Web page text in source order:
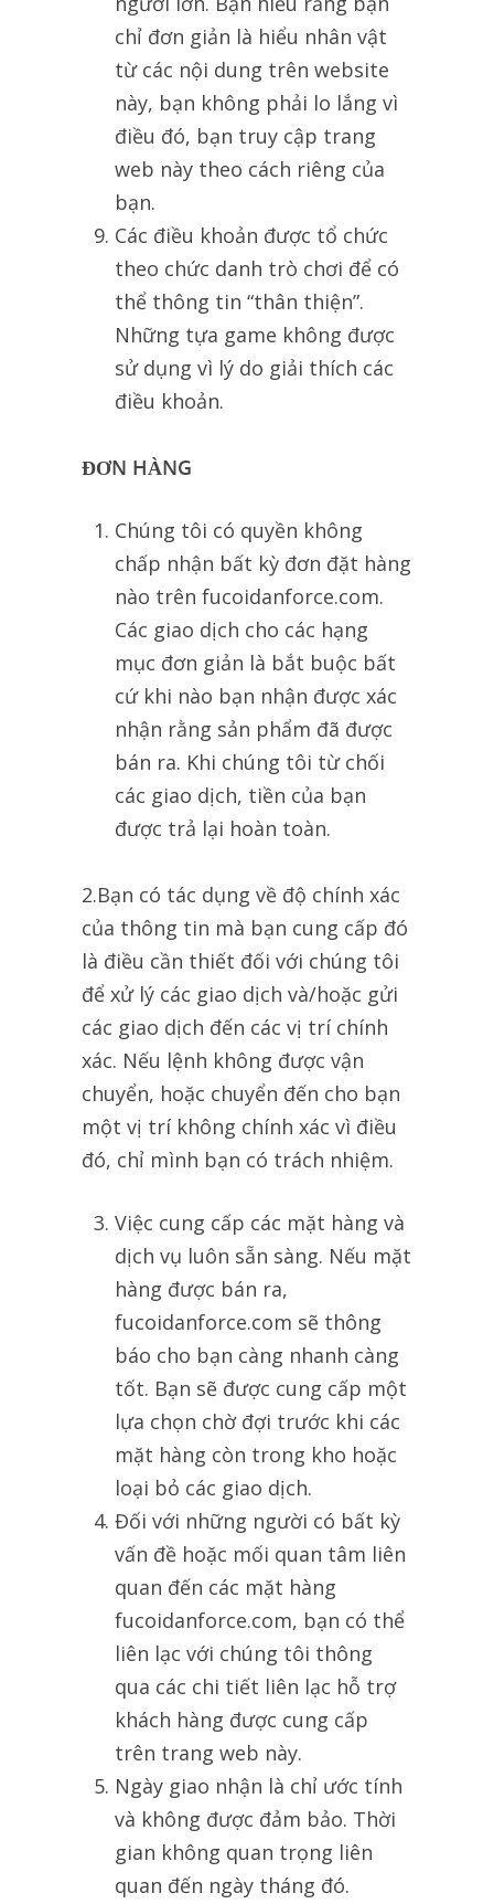
chỉ đơn giản là hiểu nhân vật
từ các nội dung trên website
này, bạn không phải lo lắng vì
điều đó, bạn truy cập trang
web này theo cách riêng của
bạn.
Các điều khoản được tổ chức
theo chức danh trò chơi để có
thể thông tin “thân thiện”.
Những tựa game không được
sử dụng vì lý do giải thích các
điều khoản.
ĐƠN HÀNG
Chúng tôi có quyền không
chấp nhận bất kỳ đơn đặt hàng
nào trên fucoidanforce.com.
Các giao dịch cho các hạng
mục đơn giản là bắt buộc bất
cứ khi nào bạn nhận được xác
nhận rằng sản phẩm đã được
bán ra. Khi chúng tôi từ chối
các giao dịch, tiền của bạn
được trả lại hoàn toàn.
2.Bạn có tác dụng về độ chính xác
của thông tin mà bạn cung cấp đó
là điều cần thiết đối với chúng tôi
để xử lý các giao dịch và/hoặc gửi
các giao dịch đến các vị trí chính
xác. Nếu lệnh không được vận
chuyển, hoặc chuyển đến cho bạn
một vị trí không chính xác vì điều
đó, chỉ mình bạn có trách nhiệm.
Việc cung cấp các mặt hàng và
dịch vụ luôn sẵn sàng. Nếu mặt
hàng được bán ra,
fucoidanforce.com sẽ thông
báo cho bạn càng nhanh càng
tốt. Bạn sẽ được cung cấp một
lựa chọn chờ đợi trước khi các
mặt hàng còn trong kho hoặc
loại bỏ các giao dịch.
Đối với những người có bất kỳ
vấn đề hoặc mối quan tâm liên
quan đến các mặt hàng
fucoidanforce.com, bạn có thể
liên lạc với chúng tôi thông
qua các chi tiết liên lạc hỗ trợ
khách hàng được cung cấp
trên trang web này.
Ngày giao nhận là chỉ ước tính
và không được đảm bảo. Thời
gian không quan trọng liên
quan đến ngày tháng đó.